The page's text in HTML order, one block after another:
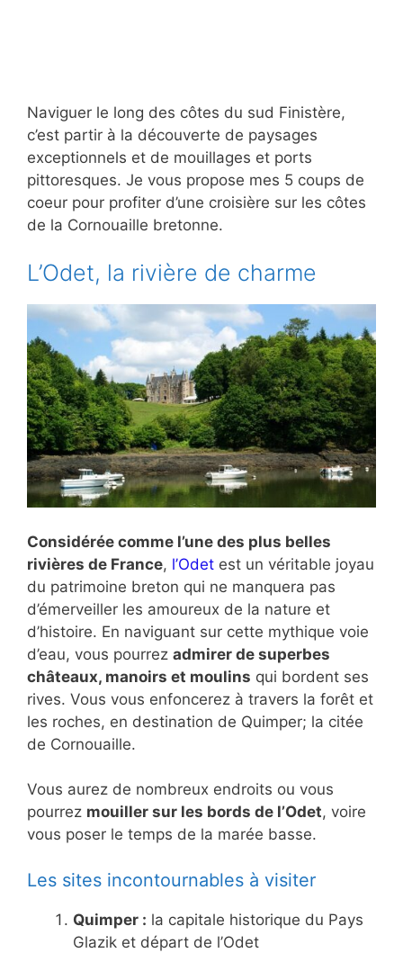
Naviguer le long des côtes du sud Finistère,
c’est partir à la découverte de paysages
exceptionnels et de mouillages et ports
pittoresques. Je vous propose mes 5 coups de
coeur pour profiter d’une croisière sur les côtes
de la Cornouaille bretonne.
L’Odet, la rivière de charme
Considérée comme l’une des plus belles
rivières de France, l’Odet est un véritable joyau
du patrimoine breton qui ne manquera pas
d’émerveiller les amoureux de la nature et
d’histoire. En naviguant sur cette mythique voie
d’eau, vous pourrez admirer de superbes
châteaux, manoirs et moulins qui bordent ses
rives. Vous vous enfoncerez à travers la forêt et
les roches, en destination de Quimper; la citée
de Cornouaille.
Vous aurez de nombreux endroits ou vous
pourrez mouiller sur les bords de l’Odet, voire
vous poser le temps de la marée basse.
Les sites incontournables à visiter
Quimper : la capitale historique du Pays
Glazik et départ de l’Odet